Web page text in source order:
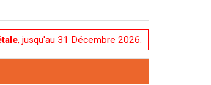
, jusqu'au 31 Décembre 2026.